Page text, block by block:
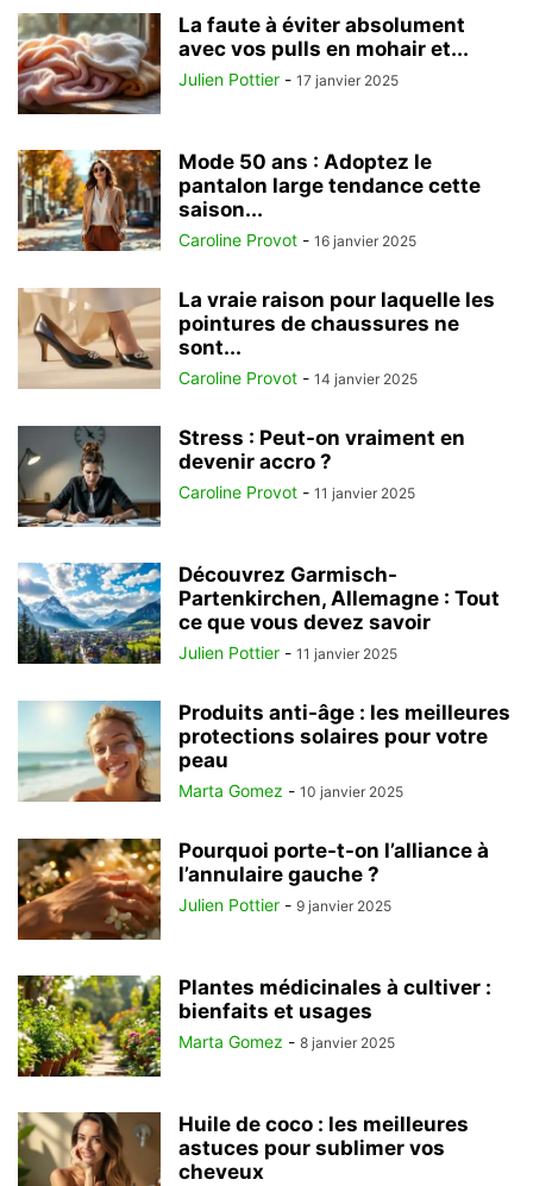
La faute à éviter absolument
avec vos pulls en mohair et...
Julien Pottier - 17 janvier 2025
Mode 50 ans : Adoptez le
pantalon large tendance cette
saison...
Caroline Provot - 16 janvier 2025
La vraie raison pour laquelle les
pointures de chaussures ne
sont...
Caroline Provot - 14 janvier 2025
Stress : Peut-on vraiment en
devenir accro ?
Caroline Provot - 11 janvier 2025
Découvrez Garmisch-
Partenkirchen, Allemagne : Tout
ce que vous devez savoir
Julien Pottier - 11 janvier 2025
Produits anti-âge : les meilleures
protections solaires pour votre
peau
Marta Gomez - 10 janvier 2025
Pourquoi porte-t-on l’alliance à
l’annulaire gauche ?
Julien Pottier - 9 janvier 2025
Plantes médicinales à cultiver :
bienfaits et usages
Marta Gomez - 8 janvier 2025
Huile de coco : les meilleures
astuces pour sublimer vos
cheveux